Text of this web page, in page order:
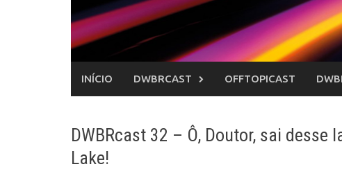
INÍCIO DWBRCAST OFFTOPICAST
DWBRcast 32 – Ô, Doutor, sai desse
Lake!